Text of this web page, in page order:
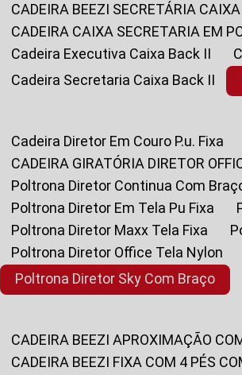
CADEIRA BEEZI SECRETÁRIA
CADEIRA CAIXA SECRETARIA EM
Cadeira Executiva Caixa Back II
Cadeira Secretaria Caixa Back II
Cadeira Diretor Em Couro P.u. Fixa
CADEIRA GIRATÓRIA DIRETOR
Poltrona Diretor Continua Com
Poltrona Diretor Em Tela Pu Fixa
Poltrona Diretor Maxx Tela Fixa
Poltrona Diretor Office Tela Nylon
Poltrona Diretor Sky Com Braço
CADEIRA BEEZI APROXIMAÇÃO
CADEIRA BEEZI FIXA COM 4 PÉS